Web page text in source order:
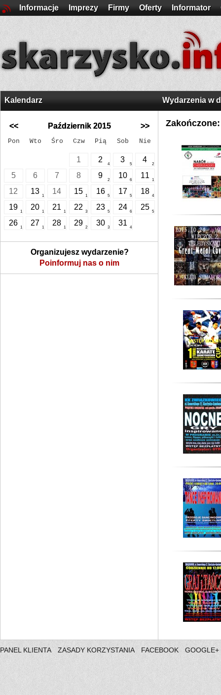
Informacje Imprezy Firmy Oferty Informator
Kalendarz
<< Październik 2015 >>
Pon Wto Śro Czw Pią Sob Nie
1 2
4
3
5
4
2
5 6 7 8 9
2
10
6
11
1
12 13
1
14 15
1
16
5
17
5
18
4
19
1
20
1
21
1
22
3
23
5
24
6
25
5
26
1
27
1
28
1
29
2
30
3
31
4
Organizujesz wydarzenie?
Poinformuj nas o nim
Wydarzenia w
Zakończone:
PANEL KLIENTA ZASADY KORZYSTANIA FACEBOOK GOOGLE+